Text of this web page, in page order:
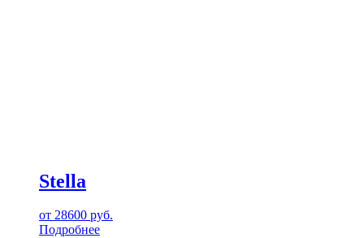
Stella
от 28600 руб.
Подробнее